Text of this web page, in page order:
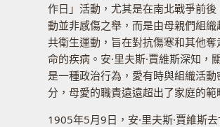
作日」活動，尤其是在南北戰爭前後
動並非感傷之舉，而是由母親們組織
共衛生運動，旨在對抗傷寒和其他奪
命的疾病。安·里夫斯·賈維斯深知，
是一種政治行為，愛有時與組織活動
分，母愛的職責遠遠超出了家庭的範
1905年5月9日，安·里夫斯·賈維斯